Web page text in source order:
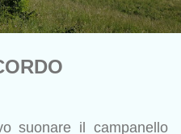
suonare il campanello